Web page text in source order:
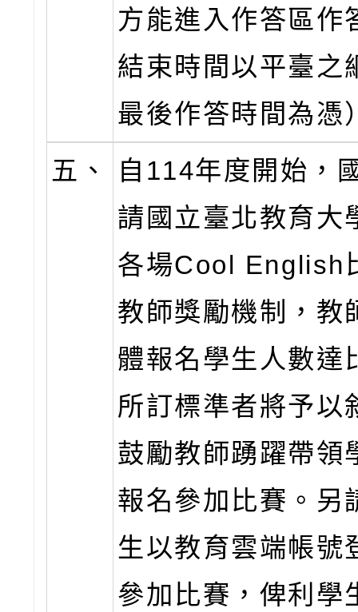
方能進入作答區作
結束時間以平臺之
最後作答時間為憑
五、
自114年度開始，
請國立臺北教育大
各場Cool English
教師獎勵機制，教
體報名學生人數達
所訂標準者將予以
鼓勵教師踴躍帶領
報名參加比賽。另
生以教育雲端帳號
參加比賽，俾利學